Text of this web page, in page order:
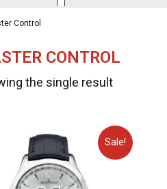
Control
CONTROL
the single result
Sale!